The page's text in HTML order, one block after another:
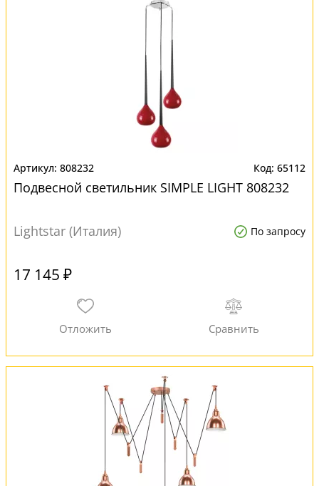
808232 65112
Подвесной светильник SIMPLE LIGHT 808232
Lightstar (Италия) По запросу
17 145 ₽